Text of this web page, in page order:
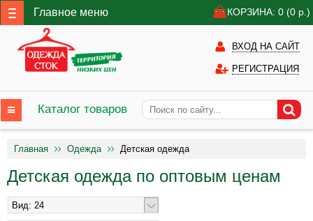
Главное меню КОРЗИНА: 0 (0 р.)
ВХОД НА САЙТ
РЕГИСТРАЦИЯ
Каталог товаров
Главная Одежда Детская одежда
Детская одежда по оптовым ценам